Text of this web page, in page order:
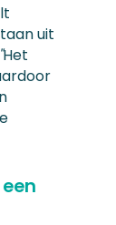
uit
"Het